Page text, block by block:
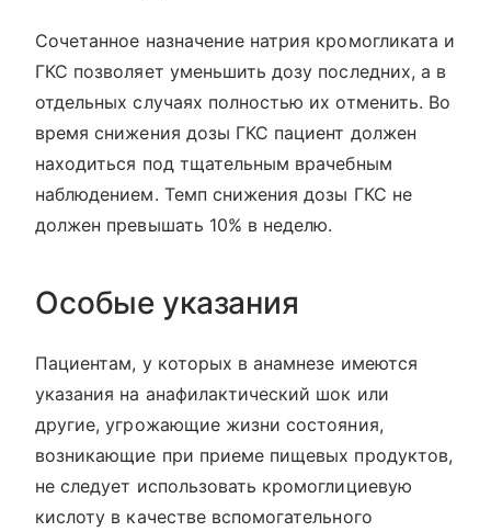
Сочетанное назначение натрия кромогликата и
ГКС позволяет уменьшить дозу последних, а в
отдельных случаях полностью их отменить. Во
время снижения дозы ГКС пациент должен
находиться под тщательным врачебным
наблюдением. Темп снижения дозы ГКС не
должен превышать 10% в неделю.
Особые указания
Пациентам, у которых в анамнезе имеются
указания на анафилактический шок или
другие, угрожающие жизни состояния,
возникающие при приеме пищевых продуктов,
не следует использовать кромоглициевую
кислоту в качестве вспомогательного